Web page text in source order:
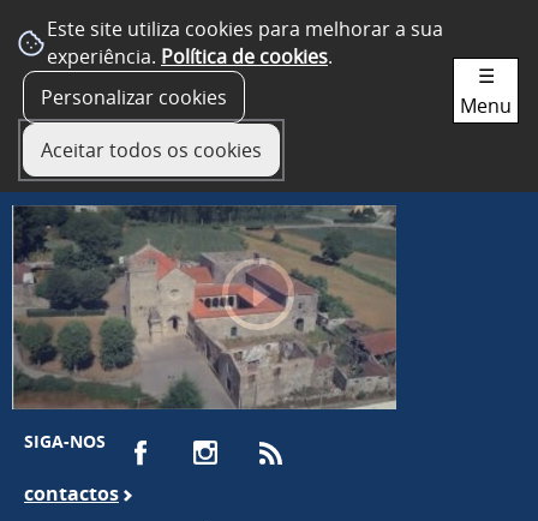
Este site utiliza cookies para melhorar a sua
experiência. Política de cookies.
Personalizar cookies
Aceitar todos os cookies
SIGA-NOS
contactos
☰
Menu